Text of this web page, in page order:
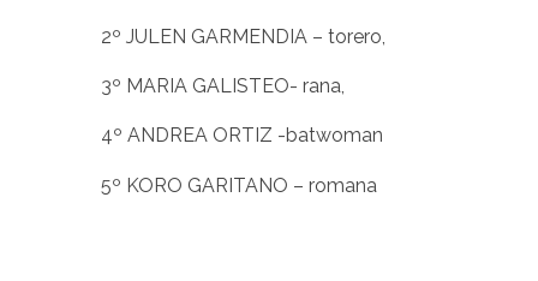
2º JULEN GARMENDIA – torero,
3º MARIA GALISTEO- rana,
4º ANDREA ORTIZ -batwoman
5º KORO GARITANO – romana